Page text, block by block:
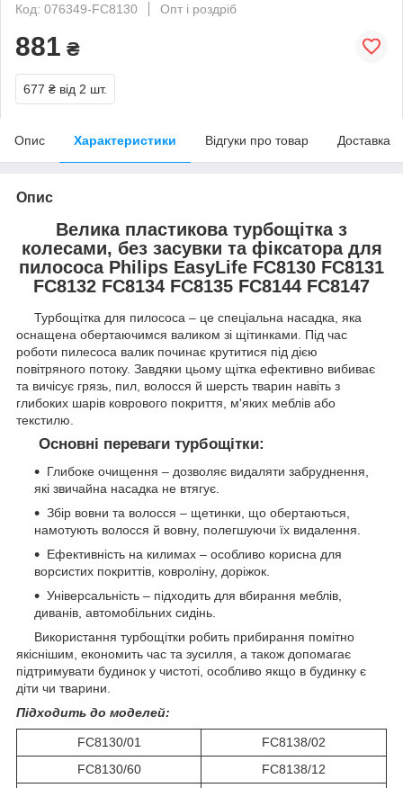
Код: 076349-FC8130
Опт і роздріб
881 ₴
677 ₴ від 2 шт.
Опис Характеристики Відгуки про товар Доставка
Опис
Велика пластикова турбощітка з
колесами, без засувки та фіксатора для
пилососа Philips EasyLife FC8130 FC8131
FC8132 FC8134 FC8135 FC8144 FC8147
Турбощітка для пилососа – це спеціальна насадка, яка
оснащена обертаючимся валиком зі щітинками. Під час
роботи пилесоса валик починає крутитися під дією
повітряного потоку. Завдяки цьому щітка ефективно вибиває
та вичісує грязь, пил, волосся й шерсть тварин навіть з
глибоких шарів коврового покриття, м'яких меблів або
текстилю.
Основні переваги турбощітки:
Глибоке очищення – дозволяє видаляти забруднення,
які звичайна насадка не втягує.
Збір вовни та волосся – щетинки, що обертаються,
намотують волосся й вовну, полегшуючи їх видалення.
Ефективність на килимах – особливо корисна для
ворсистих покриттів, ковроліну, доріжок.
Універсальність – підходить для вбирання меблів,
диванів, автомобільних сидінь.
Використання турбощітки робить прибирання помітно
якіснішим, економить час та зусилля, а також допомагає
підтримувати будинок у чистоті, особливо якщо в будинку є
діти чи тварини.
Підходить до моделей:
FC8130/01
FC8138/02
FC8130/60
FC8138/12